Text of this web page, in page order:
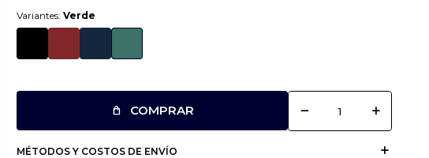
Variantes:Verde
COMPRAR remove add
MÉTODOS Y COSTOS DE ENVÍO